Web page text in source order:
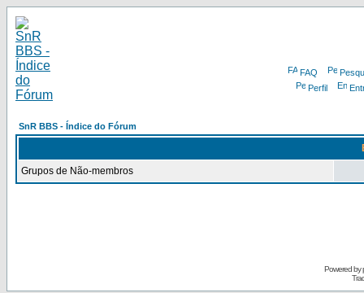
FAQ
Perfil
SnR BBS - Índice do Fórum
Grupos de Não-membros
Powered by